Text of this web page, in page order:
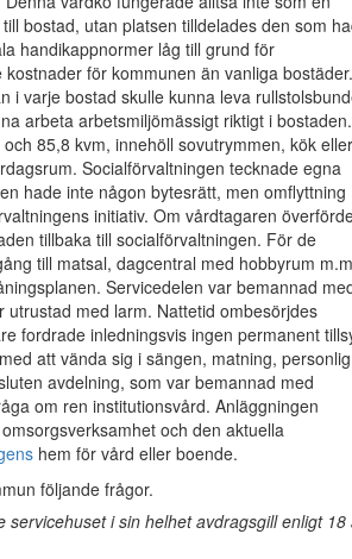
bostad, utan platsen tilldelades den som
handikappnormer låg till grund för
för kommunen än vanliga bostäder.
i varje bostad skulle kunna leva
arbeta arbetsmiljömässigt riktigt i bostaden.
85,8 kvm, innehöll sovutrymmen, kök eller
Socialförvaltningen tecknade egna
hade inte någon bytesrätt, men omflyttning
initiativ. Om vårdtagaren
tillbaka till socialförvaltningen. För de
till matsal, dagcentral med hobbyrum
Servicedelen var bemannad
med larm. Nattetid ombesörjdes
fordrade inledningsvis ingen permanent
att vända sig i sängen, matning, personlig
avdelning, som var bemannad med
om ren institutionsvård. Anläggningen
och den aktuella
hem för vård eller boende.
följande frågor.
i sin helhet avdragsgill enligt 18